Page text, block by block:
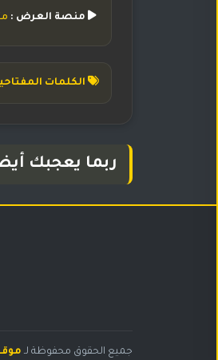
منصة العرض :
الكلمات
ربما يعجبك
جميع الحقوق محفوظة لـ